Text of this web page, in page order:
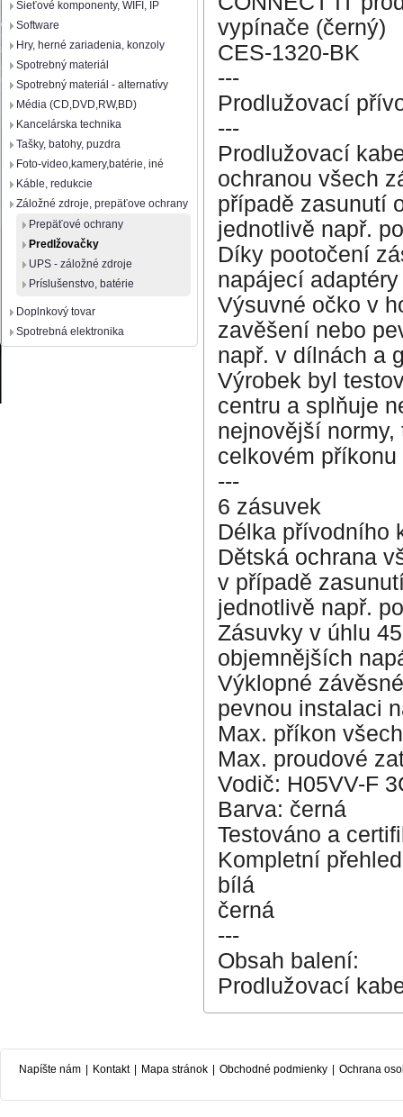
Sieťové komponenty, WIFI, IP
Software
Hry, herné zariadenia, konzoly
Spotrebný materiál
Spotrebný materiál - alternatívy
Média (CD,DVD,RW,BD)
Kancelárska technika
Tašky, batohy, puzdra
Foto-video,kamery,batérie, iné
Káble, redukcie
Záložné zdroje, prepäťove ochrany
Prepäťové ochrany
Predlžovačky
UPS - záložné zdroje
Príslušenstvo, batérie
Doplnkový tovar
Spotrebná elektronika
vypínače (černý)
CES-1320-BK
---
Prodlužovací
---
Prodlužovací
ochranou všech
případě zasunutí
jednotlivě např.
Díky pootočení
napájecí
Výsuvné očko v
zavěšení nebo
např. v dílnách a
Výrobek byl
centru a splňuje
nejnovější
celkovém příkonu
---
6 zásuvek
Délka přívodního
Dětská ochrana
v případě
jednotlivě např.
Zásuvky v úhlu
objemnějších
Výklopné
pevnou instalaci
Max. příkon
Max. proudové
Vodič: H05VV-F
Barva: černá
Testováno a
Kompletní
bílá
černá
---
Obsah balení:
Prodlužovací
Napíšte nám | Kontakt | Mapa stránok | Obchodné podmienky | Ochrana